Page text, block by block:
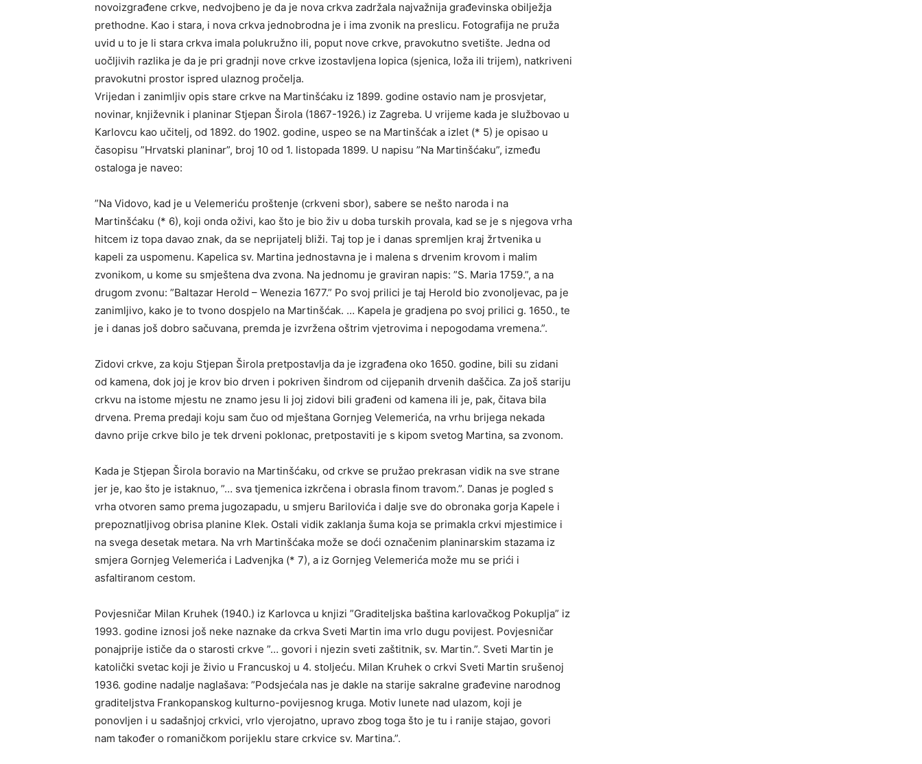
novoizgrađene crkve, nedvojbeno je da je nova crkva zadržala najvažnija građevinska obilježja
prethodne. Kao i stara, i nova crkva jednobrodna je i ima zvonik na preslicu. Fotografija ne pruža
uvid u to je li stara crkva imala polukružno ili, poput nove crkve, pravokutno svetište. Jedna od
uočljivih razlika je da je pri gradnji nove crkve izostavljena lopica (sjenica, loža ili trijem), natkriveni
pravokutni prostor ispred ulaznog pročelja.
Vrijedan i zanimljiv opis stare crkve na Martinšćaku iz 1899. godine ostavio nam je prosvjetar,
novinar, književnik i planinar Stjepan Širola (1867-1926.) iz Zagreba. U vrijeme kada je službovao u
Karlovcu kao učitelj, od 1892. do 1902. godine, uspeo se na Martinšćak a izlet (* 5) je opisao u
časopisu ”Hrvatski planinar”, broj 10 od 1. listopada 1899. U napisu ”Na Martinšćaku”, između
ostaloga je naveo:
”Na Vidovo, kad je u Velemeriću proštenje (crkveni sbor), sabere se nešto naroda i na
Martinšćaku (* 6), koji onda oživi, kao što je bio živ u doba turskih provala, kad se je s njegova vrha
hitcem iz topa davao znak, da se neprijatelj bliži. Taj top je i danas spremljen kraj žrtvenika u
kapeli za uspomenu. Kapelica sv. Martina jednostavna je i malena s drvenim krovom i malim
zvonikom, u kome su smještena dva zvona. Na jednomu je graviran napis: ”S. Maria 1759.”, a na
drugom zvonu: ”Baltazar Herold – Wenezia 1677.” Po svoj prilici je taj Herold bio zvonoljevac, pa je
zanimljivo, kako je to tvono dospjelo na Martinšćak. … Kapela je gradjena po svoj prilici g. 1650., te
je i danas još dobro sačuvana, premda je izvržena oštrim vjetrovima i nepogodama vremena.”.
Zidovi crkve, za koju Stjepan Širola pretpostavlja da je izgrađena oko 1650. godine, bili su zidani
od kamena, dok joj je krov bio drven i pokriven šindrom od cijepanih drvenih daščica. Za još stariju
crkvu na istome mjestu ne znamo jesu li joj zidovi bili građeni od kamena ili je, pak, čitava bila
drvena. Prema predaji koju sam čuo od mještana Gornjeg Velemerića, na vrhu brijega nekada
davno prije crkve bilo je tek drveni poklonac, pretpostaviti je s kipom svetog Martina, sa zvonom.
Kada je Stjepan Širola boravio na Martinšćaku, od crkve se pružao prekrasan vidik na sve strane
jer je, kao što je istaknuo, ”… sva tjemenica izkrčena i obrasla finom travom.”. Danas je pogled s
vrha otvoren samo prema jugozapadu, u smjeru Barilovića i dalje sve do obronaka gorja Kapele i
prepoznatljivog obrisa planine Klek. Ostali vidik zaklanja šuma koja se primakla crkvi mjestimice i
na svega desetak metara. Na vrh Martinšćaka može se doći označenim planinarskim stazama iz
smjera Gornjeg Velemerića i Ladvenjka (* 7), a iz Gornjeg Velemerića može mu se prići i
asfaltiranom cestom.
Povjesničar Milan Kruhek (1940.) iz Karlovca u knjizi ”Graditeljska baština karlovačkog Pokuplja” iz
1993. godine iznosi još neke naznake da crkva Sveti Martin ima vrlo dugu povijest. Povjesničar
ponajprije ističe da o starosti crkve ”… govori i njezin sveti zaštitnik, sv. Martin.”. Sveti Martin je
katolički svetac koji je živio u Francuskoj u 4. stoljeću. Milan Kruhek o crkvi Sveti Martin srušenoj
1936. godine nadalje naglašava: ”Podsjećala nas je dakle na starije sakralne građevine narodnog
graditeljstva Frankopanskog kulturno-povijesnog kruga. Motiv lunete nad ulazom, koji je
ponovljen i u sadašnjoj crkvici, vrlo vjerojatno, upravo zbog toga što je tu i ranije stajao, govori
nam također o romaničkom porijeklu stare crkvice sv. Martina.”.